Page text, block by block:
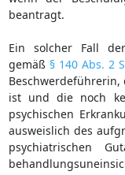
beantragt.
Ein solcher Fall
gemäß § 140 Abs. 2
ist und die noch
psychischen
ausweislich des
psychiatrischen